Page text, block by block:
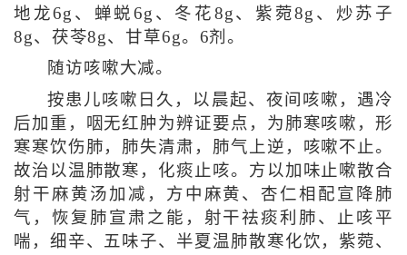
地龙6g、蝉蜕6g、冬花8g、紫菀8g、炒苏子
8g、茯苓8g、甘草6g。6剂。
随访咳嗽大减。
按患儿咳嗽日久，以晨起、夜间咳嗽，遇冷
后加重，咽无红肿为辨证要点，为肺寒咳嗽，形
寒寒饮伤肺，肺失清肃，肺气上逆，咳嗽不止。
故治以温肺散寒，化痰止咳。方以加味止嗽散合
射干麻黄汤加减，方中麻黄、杏仁相配宣降肺
气，恢复肺宣肃之能，射干祛痰利肺、止咳平
喘，细辛、五味子、半夏温肺散寒化饮，紫菀、